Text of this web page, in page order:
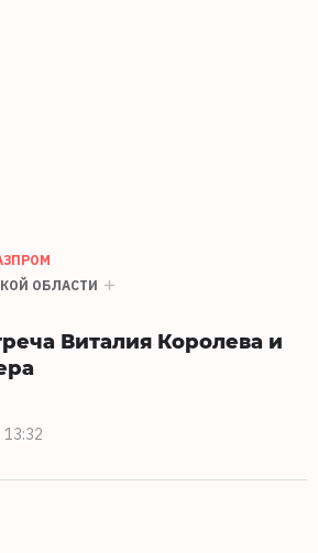
ОБЛАСТИ
Виталия Королева и
13:32